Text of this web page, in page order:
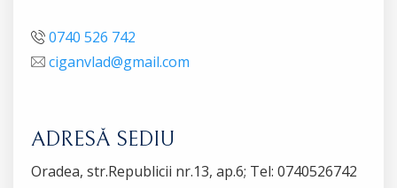
0740 526 742
ciganvlad@gmail.com
ADRESĂ SEDIU
Oradea, str.Republicii nr.13, ap.6; Tel: 0740526742